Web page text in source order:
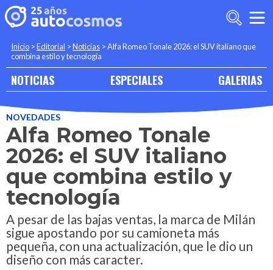
Inicio >Editorial >Noticias >Alfa Romeo Tonale 2026: el SUV italiano que
combina estilo y tecnología
NOTICIAS ESPECIALES GALERIAS
NOVEDADES
Alfa Romeo Tonale
2026: el SUV italiano
que combina estilo y
tecnología
A pesar de las bajas ventas, la marca de Milán
sigue apostando por su camioneta más
pequeña, con una actualización, que le dio un
diseño con más caracter.